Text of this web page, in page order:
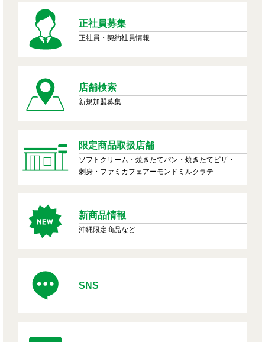
正社員募集
正社員・契約社員情報
店舗検索
新規加盟募集
限定商品取扱店舗
ソフトクリーム・焼きたてパン・焼きたてピザ・
刺身・ファミカフェアーモンドミルクラテ
新商品情報
沖縄限定商品など
SNS